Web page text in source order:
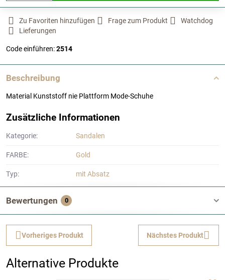
Zu Favoriten hinzufügen Frage zum Produkt
Watchdog
Lieferungen
Code einführen:2514
Beschreibung
Material Kunststoff nie Plattform Mode-Schuhe
Zusätzliche Informationen
Kategorie: Sandalen
FARBE: Gold
Typ: mit Absatz
Bewertungen 0
Vorheriges Produkt Nächstes Produkt
Alternative Produkte